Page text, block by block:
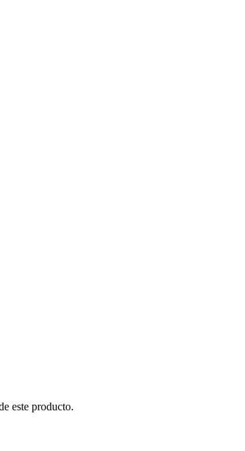
este producto.